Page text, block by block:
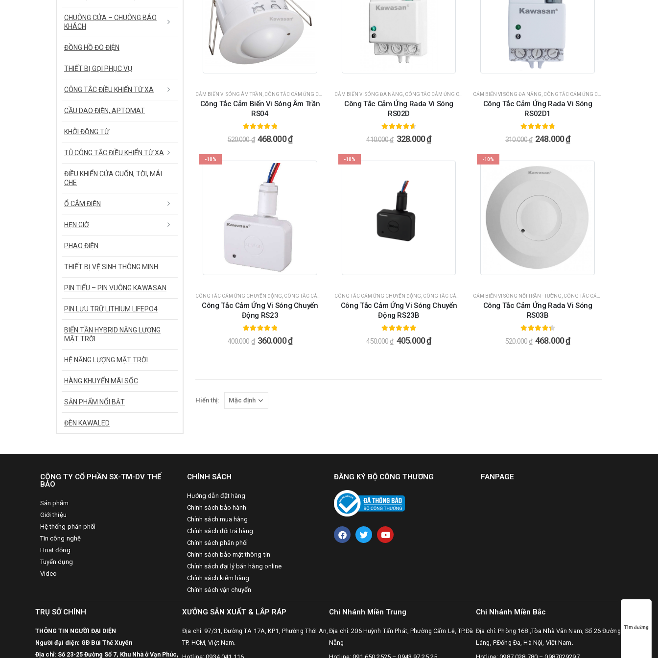
CẢM BIẾN VI SÓNG ÂM TRẦN , CÔNG TẮC CẢM ỨNG CHUYỂN ĐỘNG ,CÔNG TẮC CẢM ỨNG VI SÓNG
Công Tắc Cảm Biến Vi Sóng Âm Trần
RS04
ngoài 5
520.000₫ 468.000₫
CẢM BIẾN VI SÓNG ĐA NĂNG, CÔNG TẮC CẢM ỨNG CHUYỂN ĐỘNG ,CÔNG TẮC CẢM ỨNG VI SÓNG,HÀNG KHUYẾN MÃI SỐC
Công Tắc Cảm Ứng Rada Vi Sóng
RS02D
ngoài 5
410.000₫ 328.000₫
CẢM BIẾN VI SÓNG ĐA NĂNG, CÔNG TẮC CẢM ỨNG CHUYỂN ĐỘNG
Công Tắc Cảm Ứng Rada Vi Sóng
RS02D1
ngoài 5
310.000₫ 248.000₫
-10%
CÔNG TẮC CẢM ỨNG CHUYỂN ĐỘNG CÔNG TẮC CẢM ỨNG VI SÓNG
Công Tắc Cảm Ứng Vi Sóng Chuyển
Động RS23
ngoài 5
400.000₫ 360.000₫
-10%
CÔNG TẮC CẢM ỨNG CHUYỂN ĐỘNG CÔNG TẮC CẢM ỨNG VI SÓNG
Công Tắc Cảm Ứng Vi Sóng Chuyển
Động RS23B
ngoài 5
450.000₫ 405.000₫
-10%
CẢM BIẾN VI SÓNG NỔI TRẦN - TƯỜNG CÔNG TẮC CẢM ỨNG CHUYỂN ĐỘNG
Công Tắc Cảm Ứng Rada Vi Sóng
RS03B
ngoài 5
520.000₫ 468.000₫
Hiển thị:
CHUÔNG CỬA – CHUÔNG BÁO
KHÁCH
ĐỒNG HỒ ĐO ĐIỆN
THIẾT BỊ GỌI PHỤC VỤ
CÔNG TẮC ĐIỀU KHIỂN TỪ XA
CẦU DAO ĐIỆN, APTOMAT
KHỞI ĐỘNG TỪ
TỦ CÔNG TẮC ĐIỀU KHIỂN TỪ XA
ĐIỀU KHIỂN CỬA CUỐN, TỜI, MÁI
CHE
Ổ CẮM ĐIỆN
HẸN GIỜ
PHAO ĐIỆN
THIẾT BỊ VỆ SINH THÔNG MINH
PIN TIỂU – PIN VUÔNG KAWASAN
PIN LƯU TRỮ LITHIUM LIFEPO4
BIẾN TẦN HYBRID NĂNG LƯỢNG
MẶT TRỜI
HỆ NĂNG LƯỢNG MẶT TRỜI
HÀNG KHUYẾN MÃI SỐC
SẢN PHẨM NỔI BẬT
ĐÈN KAWALED
CÔNG TY CỔ PHẦN SX-TM-DV THẾ
BẢO
Sản phẩm
Giới thiệu
Hệ thống phân phối
Tin công nghệ
Hoạt động
Tuyển dụng
Video
CHÍNH SÁCH
Hướng dẫn đặt hàng
Chính sách bảo hành
Chính sách mua hàng
Chính sách đổi trả hàng
Chính sách phân phối
Chính sách bảo mật thông tin
Chính sách đại lý bán hàng online
Chính sách kiểm hàng
Chính sách vận chuyển
ĐĂNG KÝ BỘ CÔNG THƯƠNG FANPAGE
TRỤ SỞ CHÍNH
THÔNG TIN NGƯỜI ĐẠI DIỆN
Người đại diện: GĐ Bùi Thế Xuyên
Địa chỉ: Số 23-25 Đường Số 7, Khu Nhà ở Vạn Phúc,
XƯỞNG SẢN XUẤT & LẮP RÁP
Địa chỉ: 97/31, Đường TA 17A, KP1, Phường Thới An,
TP. HCM, Việt Nam.
Chi Nhánh Miền Trung
Địa chỉ: 206 Huỳnh Tấn Phát, Phường Cẩm Lệ, TP.Đà
Nẵng
Chi Nhánh Miền Bắc
Địa chỉ: Phòng 168 ,Tòa Nhà Vân Nam, Số 26 Đường
Láng, P.Đống Đa, Hà Nội, Việt Nam.
Tìm đường